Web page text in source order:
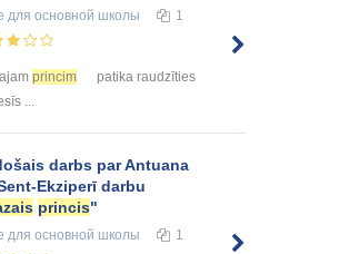
для основной школы 1
princim
patika raudzīties
...
darbs par Antuana
Ekziperī darbu
princis"
для основной школы 1